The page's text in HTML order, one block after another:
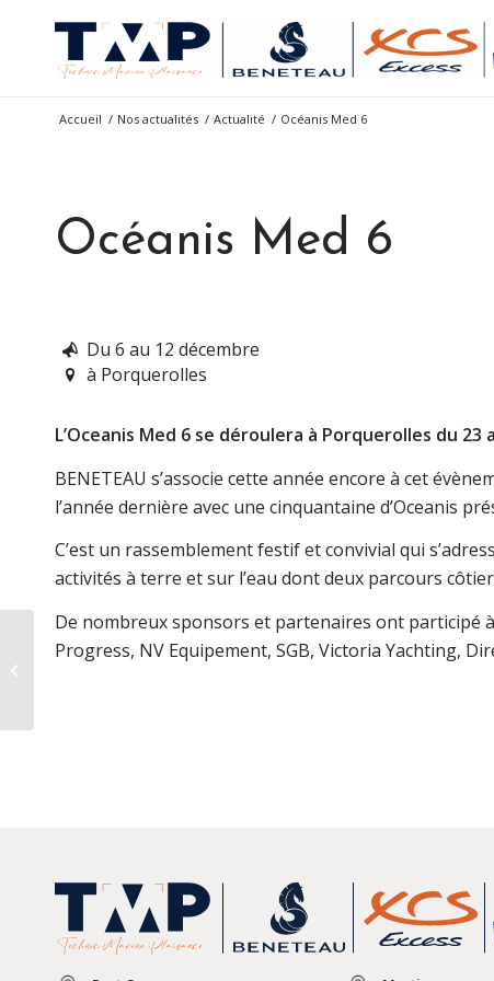
Océanis Med 6
Accueil / Nos actualités / Actualité / Océanis Med 6
Du 6 au 12 décembre
à Porquerolles
L’Oceanis Med 6 se déroulera à Porquerolles du 23
BENETEAU s’associe cette année encore à cet
l’année dernière avec une cinquantaine d’Oceanis
C’est un rassemblement festif et convivial qui
activités à terre et sur l’eau dont deux parcours
De nombreux sponsors et partenaires ont participé
Progress, NV Equipement, SGB, Victoria Yachting,